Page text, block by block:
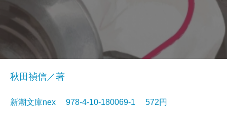
秋田禎信／著
新潮文庫nex 978-4-10-180069-1 572円